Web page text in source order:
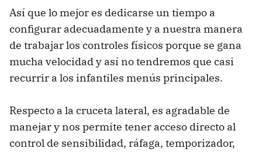
Así que lo mejor es dedicarse un tiempo a
configurar adecuadamente y a nuestra manera
de trabajar los controles físicos porque se gana
mucha velocidad y así no tendremos que casi
recurrir a los infantiles menús principales.
Respecto a la cruceta lateral, es agradable de
manejar y nos permite tener acceso directo al
control de sensibilidad, ráfaga, temporizador,